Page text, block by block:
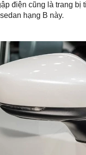
điện cũng là trang bị
hạng B này.